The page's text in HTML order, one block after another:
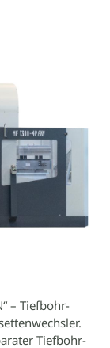
– Tiefbohr-
Tiefbohr-